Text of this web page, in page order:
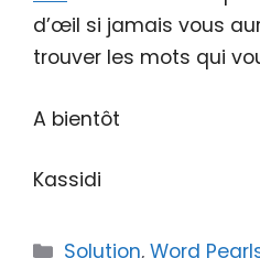
d’œil si jamais vous
trouver les mots qui
A bientôt
Kassidi
Catégories
Solution,Word